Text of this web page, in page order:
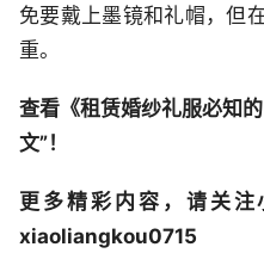
免要戴上墨镜和礼帽，但
重。
查看《租赁婚纱礼服必知
文”！
更多精彩内容，请关注
xiaoliangkou0715